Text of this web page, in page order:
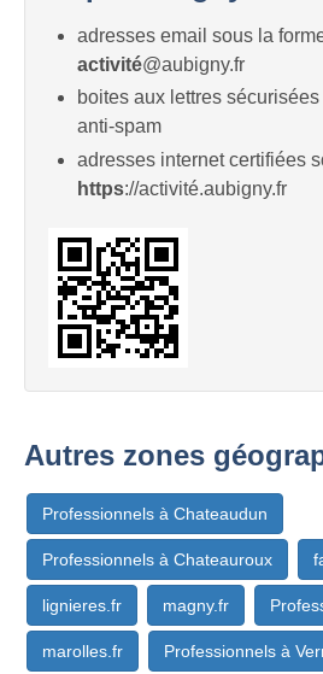
adresses email sous la
activité@aubigny.fr
boites aux lettres
anti-spam
adresses internet certifiées
https://activité.aubigny.fr
Autres zones
Professionnels à Chateaudun
Professionnels à Chateauroux
lignieres.fr magny.fr
marolles.fr Professionnels à